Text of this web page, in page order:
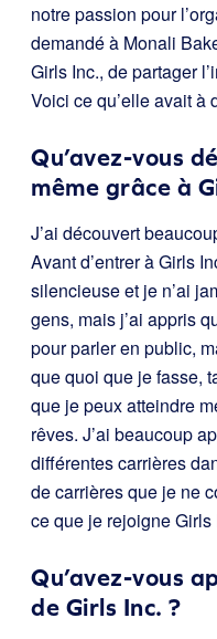
notre passion pour
demandé à Monali
Girls Inc., de partager
Voici ce qu’elle avait à
Qu’avez-vous
même grâce à
J’ai découvert
Avant d’entrer à Girls
silencieuse et je n’ai
gens, mais j’ai appris
pour parler en public,
que quoi que je fasse,
que je peux atteindre
rêves. J’ai beaucoup
différentes carrières
de carrières que je ne
ce que je rejoigne Girls
Qu’avez-vous
de Girls Inc. ?